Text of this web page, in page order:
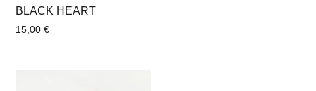
BLACK HEART
15,00€